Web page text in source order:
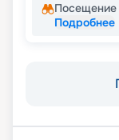
Подробнее